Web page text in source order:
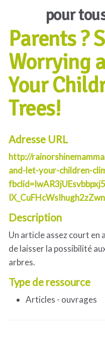
pour
Parents ?
Worrying
Your
Trees!
Adresse URL
http://
and-let-your-children-
Description
Un article assez court
de laisser la possibilité
arbres.
Type de ressource
Articles - ouvrages